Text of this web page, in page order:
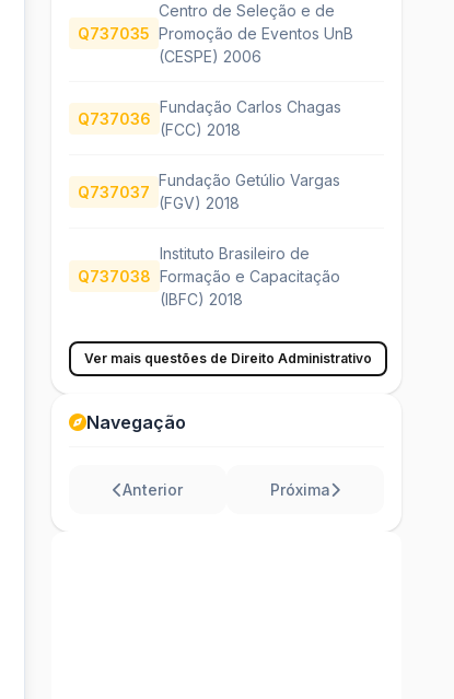
Q737035
Centro de Seleção e de
Promoção de Eventos UnB
(CESPE) 2006
Q737036
Fundação Carlos Chagas
(FCC) 2018
Q737037
Fundação Getúlio Vargas
(FGV) 2018
Q737038
Instituto Brasileiro de
Formação e Capacitação
(IBFC) 2018
Ver mais questões de Direito Administrativo
Navegação
Anterior Próxima